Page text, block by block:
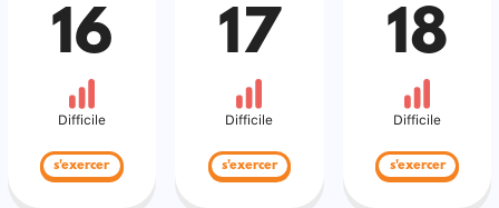
16
Difficile
s'exercer
17
Difficile
s'exercer
18
Difficile
s'exercer